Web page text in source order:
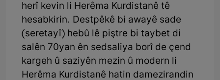
herî kevin li Herêma Kurdistanê tê
hesabkirin. Destpêkê bi awayê sade
(seretayî) hebû lê piştre bi taybet di
salên 70yan ên sedsaliya borî de çend
kargeh û saziyên mezin û modern li
Herêma Kurdistanê hatin damezirandin